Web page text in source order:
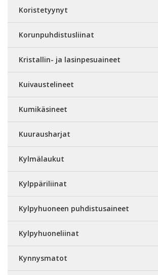
Koristetyynyt
Korunpuhdistusliinat
Kristallin- ja lasinpesuaineet
Kuivaustelineet
Kumikäsineet
Kuurausharjat
Kylmälaukut
Kylppäriliinat
Kylpyhuoneen puhdistusaineet
Kylpyhuoneliinat
Kynnysmatot